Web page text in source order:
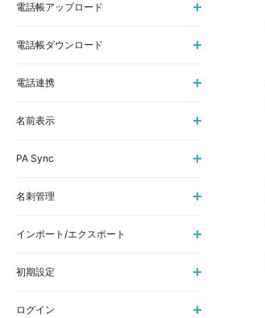
電話帳アップロード
電話帳ダウンロード
電話連携
名前表示
PA Sync
名刺管理
インポート/エクスポート
初期設定
ログイン